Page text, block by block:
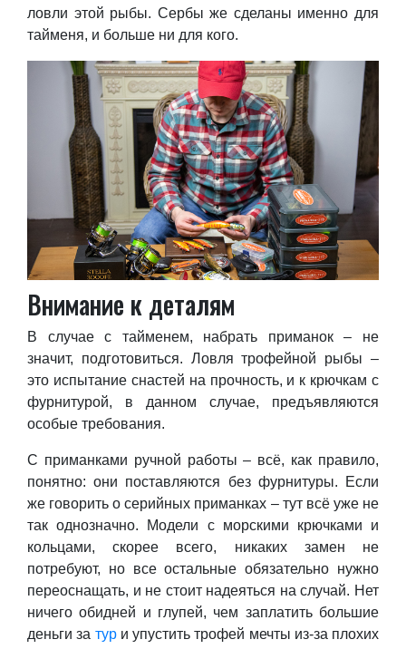
ловли этой рыбы. Сербы же сделаны именно для
тайменя, и больше ни для кого.
Внимание к деталям
В случае с тайменем, набрать приманок – не
значит, подготовиться. Ловля трофейной рыбы –
это испытание снастей на прочность, и к крючкам с
фурнитурой, в данном случае, предъявляются
особые требования.
С приманками ручной работы – всё, как правило,
понятно: они поставляются без фурнитуры. Если
же говорить о серийных приманках – тут всё уже не
так однозначно. Модели с морскими крючками и
кольцами, скорее всего, никаких замен не
потребуют, но все остальные обязательно нужно
переоснащать, и не стоит надеяться на случай. Нет
ничего обидней и глупей, чем заплатить большие
деньги за тури упустить трофей мечты из-за плохих